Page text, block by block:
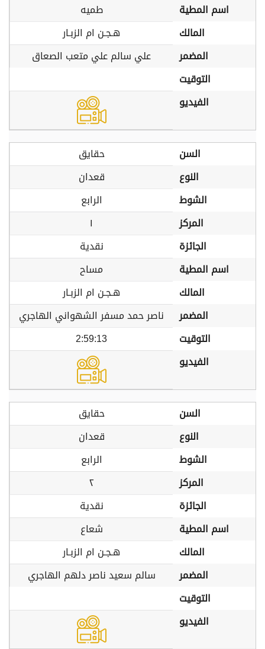
اسم المطية
طميه
المالك
هـجـن ام الزبـار
المضمر
علي سالم علي متعب الصعاق
التوقيت
الفيديو
السن
حقايق
النوع
قعدان
الشوط
الرابع
المركز
١
الجائزة
نقدية
اسم المطية
مساح
المالك
هـجـن ام الزبـار
المضمر
ناصر حمد مسفر الشهواني الهاجري
التوقيت
2:59:13
الفيديو
السن
حقايق
النوع
قعدان
الشوط
الرابع
المركز
٢
الجائزة
نقدية
اسم المطية
شعاع
المالك
هـجـن ام الزبـار
المضمر
سالم سعيد ناصر دلهم الهاجري
التوقيت
الفيديو